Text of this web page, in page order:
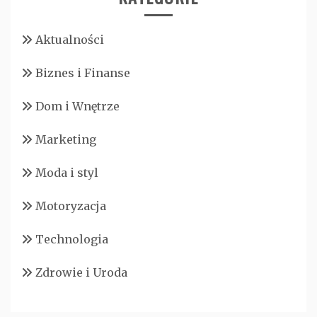
Aktualności
Biznes i Finanse
Dom i Wnętrze
Marketing
Moda i styl
Motoryzacja
Technologia
Zdrowie i Uroda